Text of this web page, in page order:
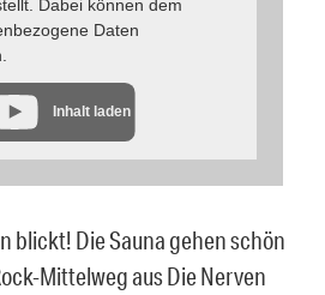
Dabei können dem
Daten
Inhalt laden
blickt! Die Sauna gehen schön
Mittelweg aus Die Nerven